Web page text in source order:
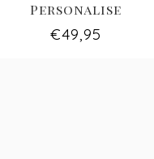
Personalise
€49,95